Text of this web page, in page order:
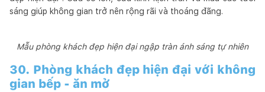
sáng giúp không gian trở nên rộng rãi và thoáng đãng.
Mẫu phòng khách đẹp hiện đại ngập tràn ánh sáng tự nhiên
30. Phòng khách đẹp hiện đại với không
gian bếp - ăn mở